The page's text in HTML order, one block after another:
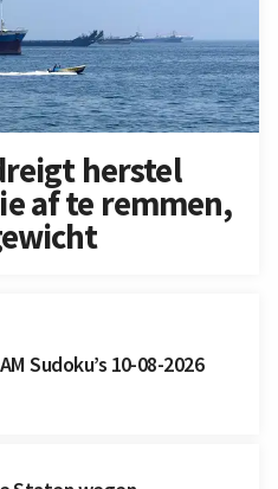
herstel
af te remmen,
Sudoku’s 10-08-2026